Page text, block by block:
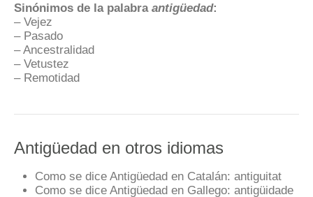
Sinónimos de la palabra antigüedad:
– Vejez
– Pasado
– Ancestralidad
– Vetustez
– Remotidad
Antigüedad en otros idiomas
Como se dice Antigüedad en Catalán: antiguitat
Como se dice Antigüedad en Gallego: antigüidade